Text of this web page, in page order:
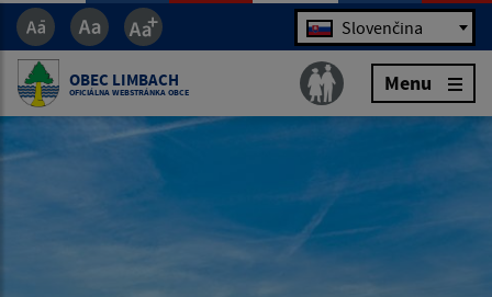
Jazyk Slovenčina
OBEC LIMBACH
OFICIÁLNA WEBSTRÁNKA OBCE Menu